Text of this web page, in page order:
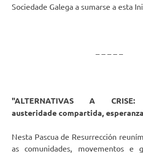
Sociedade Galega a sumarse a esta
– – – – –
"ALTERNATIVAS A CRISE:
austeridade compartida,
Nesta Pascua de Resurrección
as comunidades, movementos e